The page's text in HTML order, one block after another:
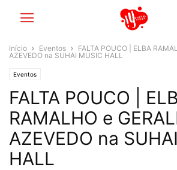
Início Eventos
FALTA POUCO | ELBA
AZEVEDO na SUHAI MUSIC HALL
Eventos
FALTA POUCO |
RAMALHO e
AZEVEDO na
HALL